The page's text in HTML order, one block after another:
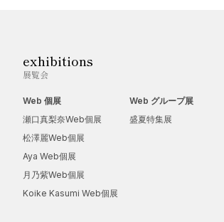
exhibitions
展覧会
Web 個展
瀬口真梨奈Web個展
松澤麗Web個展
Aya Web個展
月乃紫Web個展
Koike Kasumi Web個展
Web グループ展
盛夏特集展